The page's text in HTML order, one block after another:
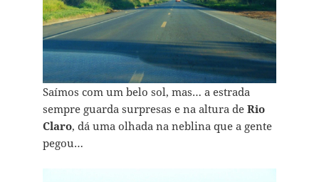
Saímos com um belo sol, mas… a estrada
sempre guarda surpresas e na altura de Rio
Claro, dá uma olhada na neblina que a gente
pegou…